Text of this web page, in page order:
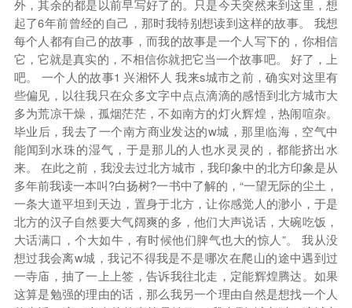
外，其余的都是以前早写好了的。只是今天突然来到这里，想
起了6年前曾经的自己，那时我特别想读到这样的故事。 我想
每个人都有自己的故事，而我的故事是一个人写下的，你相信
它，它就是真实的，不相信你就把它当一个故事吧。 好了，上
吧。 一个人的故事1 兴湘怀人 我来s城市之前，确实对这里有
些偏见，以往我只在众多文字中点点滴滴的感悟到北方城市大
多为荒凉干燥，孤烟茫茫，不如南方的灯火辉煌，热闹喧杂。
毕业后，我去了一个南方商业发达的w城，那里临海，空气中
能闻到水珠的湿气，于是那儿的人也水灵灵的，都能挤出水
来。 在此之前，我没去过北方城市，我印象中的北方印象是从
多年前我读一本叫?白扬树?一书中了解的，“一望无际的尘土，
一条大道平坦到天边，置身于北方，让你感觉人的渺小，于是
北方的汉子自然要大气阔爽的多，他们大声说话，大碗吃饭，
大话满口，个大如牛，有时候他们脾气也大的惊人”。 我从没
想过我会离w城，我记不得我是不是哪次在爬山的途中遇到过
一寺庙，抽了一上上签，告诉我往北走，定能辉煌腾达。如果
这算是勉强的理由的话，那么我另一个理由自然是想找一个人